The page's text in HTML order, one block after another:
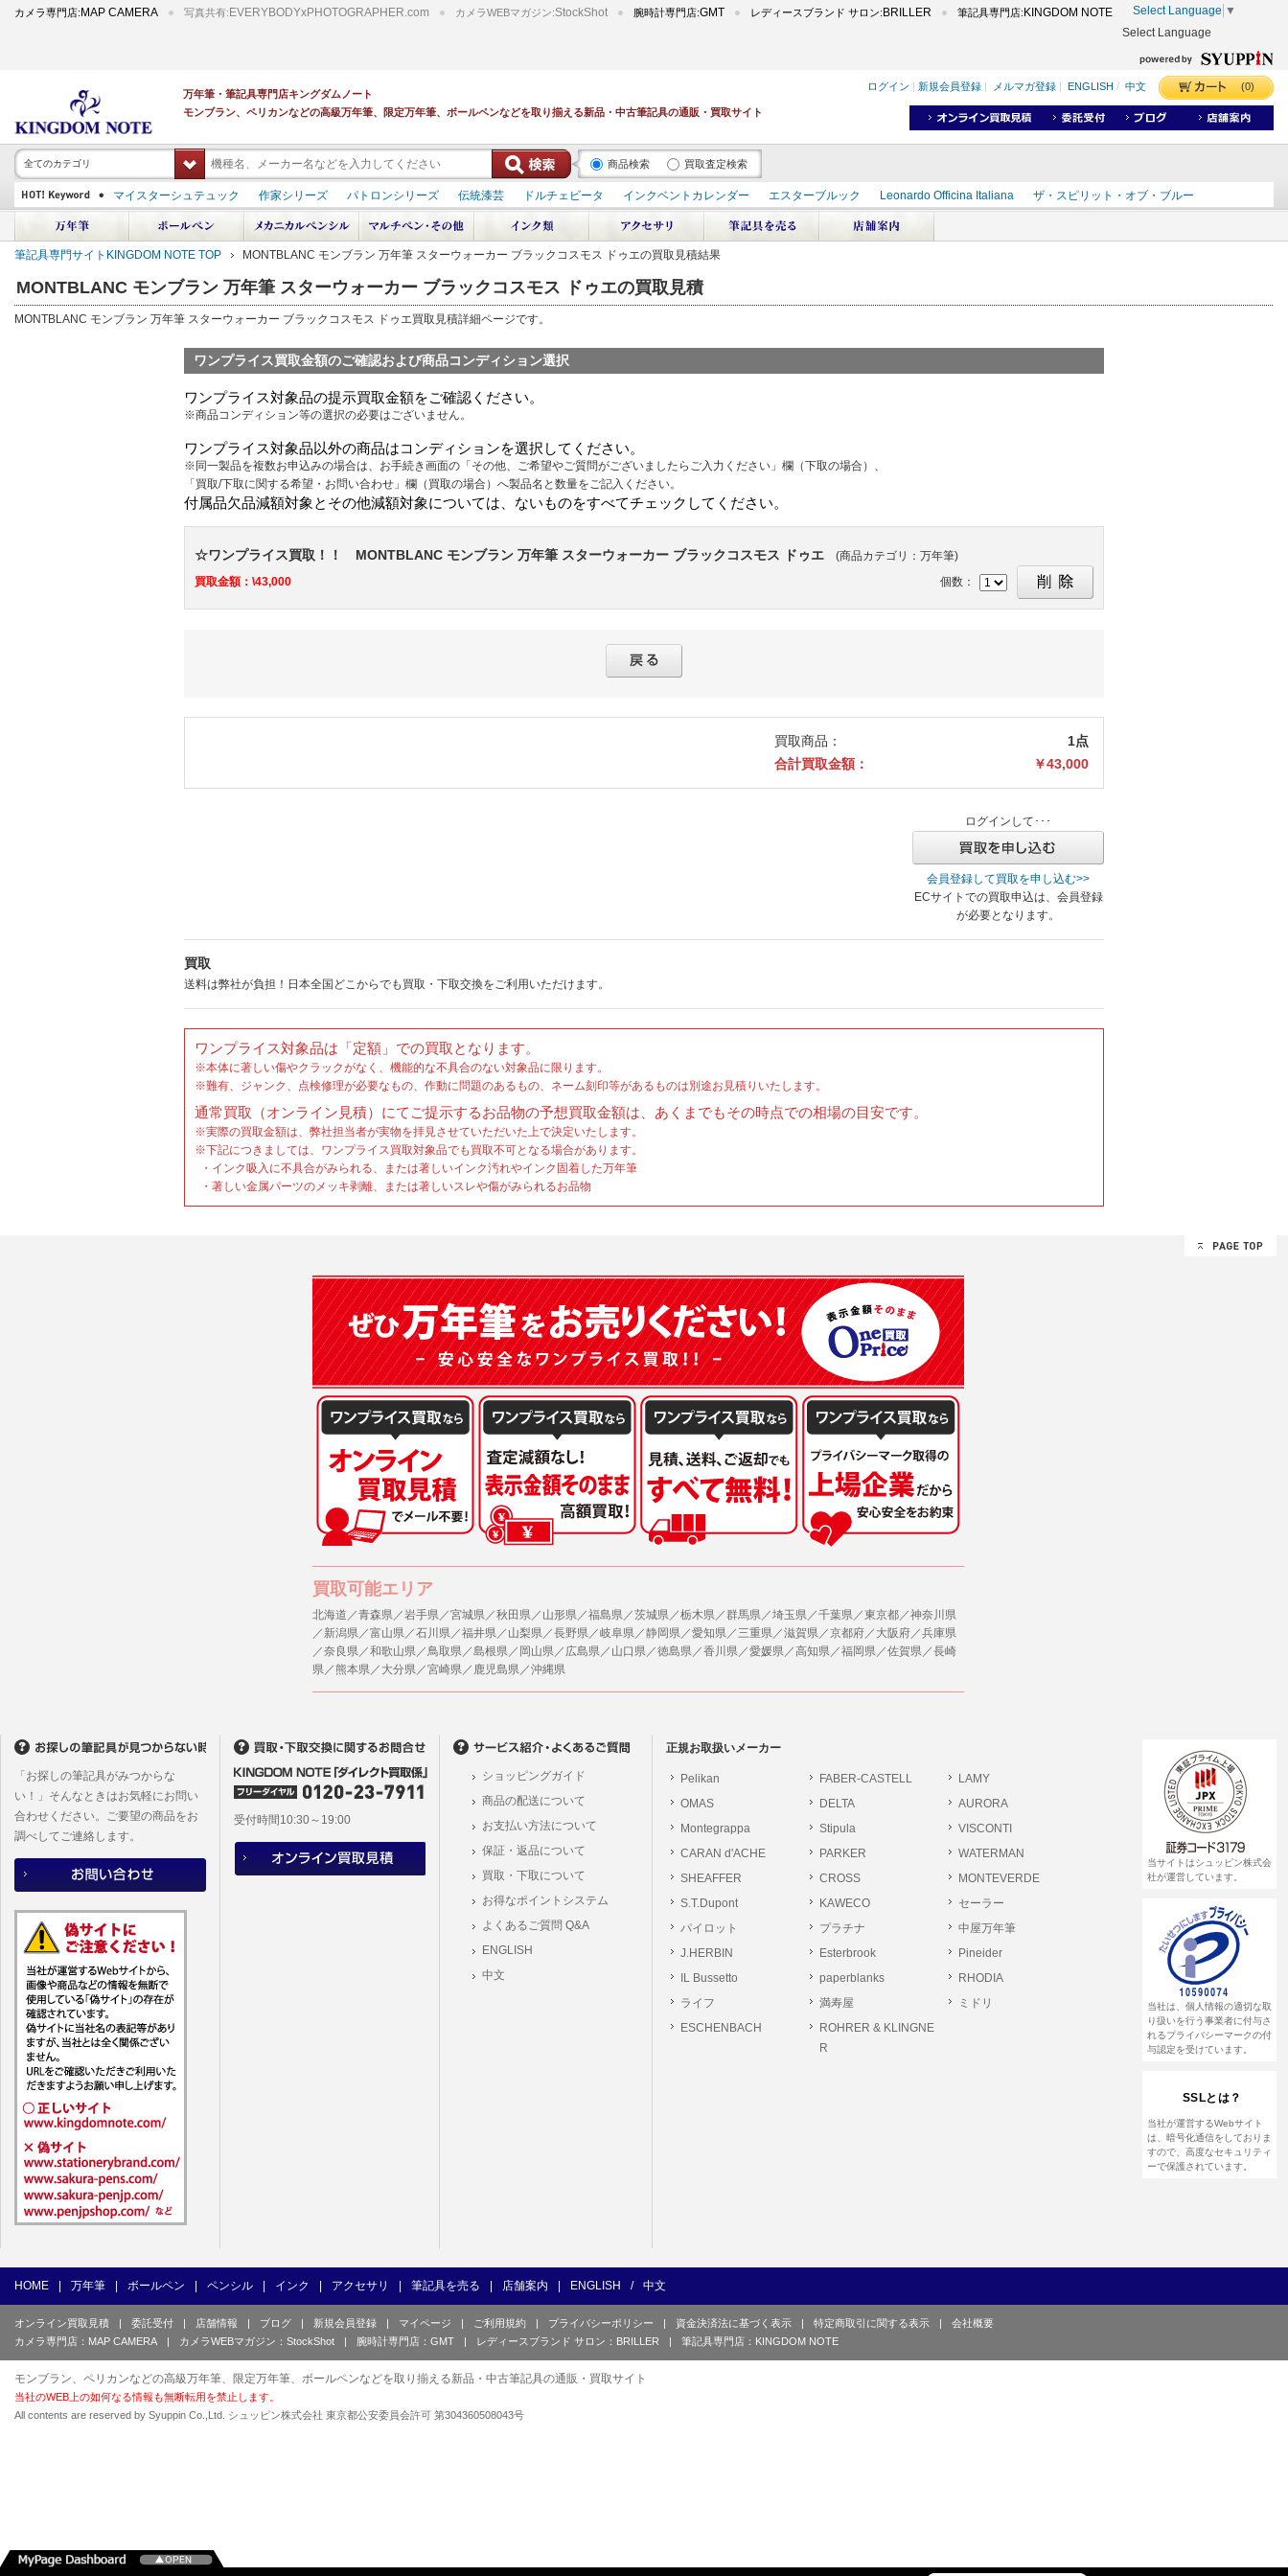
カメラ専門店: MAP CAMERA 写真共有: EVERYBODYxPHOTOGRAPHER.com カメラWEBマガジン:StockShot 腕時計専門店:GMT レディースブランド サロン: BRILLER 筆記具専門店: KINGDOM NOTE Select Language ▼
Select Language
万年筆・筆記具専門店キングダムノート
モンブラン、ペリカンなどの高級万年筆、限定万年筆、ボールペンなどを取り揃える新品・中古筆記具の通販・買取サイト
ログイン 新規会員登録 メルマガ登録 ENGLISH / 中文 (0)
全てのカテゴリ 商品検索 買取査定検索
マイスターシュテュック 作家シリーズ パトロンシリーズ 伝統漆芸 ドルチェビータ インクベントカレンダー エスターブルック Leonardo Officina Italiana
ザ・スピリット・オブ・ブルー
スーベレーン
PILOT 蒔絵 ダイアミン ボトルインク デュポン スペース オデッセイ 輪島屋善仁 深海 エテルニタ･アヴァンティ ラインD
中屋万年筆
プラチナ 出雲 キングダムノート別注 アルマンドシモーニクラブ ペリカン オーシャンスワール 源氏物語 作家シリーズ パトロンシリーズ カヴゼットインク スーベレーン
モンブラン
筆記具専門サイトKINGDOM NOTE TOP MONTBLANC モンブラン 万年筆 スターウォーカー ブラックコスモス ドゥエの買取見積結果
MONTBLANC モンブラン 万年筆 スターウォーカー ブラックコスモス ドゥエの買取見積
MONTBLANC モンブラン 万年筆 スターウォーカー ブラックコスモス ドゥエ買取見積詳細ページです。
ワンプライス買取金額のご確認および商品コンディション選択
ワンプライス対象品の提示買取金額をご確認ください。
※商品コンディション等の選択の必要はございません。
ワンプライス対象品以外の商品はコンディションを選択してください。
※同一製品を複数お申込みの場合は、お手続き画面の「その他、ご希望やご質問がございましたらご入力ください」欄（下取の場合）、
「買取/下取に関する希望・お問い合わせ」欄（買取の場合）へ製品名と数量をご記入ください。
付属品欠品減額対象とその他減額対象については、ないものをすべてチェックしてください。
☆ワンプライス買取！！ MONTBLANC モンブラン 万年筆 スターウォーカー ブラックコスモス ドゥエ (商品カテゴリ：万年筆)
買取金額：\43,000
個数：
買取商品：
1点
合計買取金額：
￥43,000
ログインして･･･
会員登録して買取を申し込む>>
ECサイトでの買取申込は、会員登録
が必要となります。
買取
送料は弊社が負担！日本全国どこからでも買取・下取交換をご利用いただけます。
ワンプライス対象品は「定額」での買取となります。
※本体に著しい傷やクラックがなく、機能的な不具合のない対象品に限ります。
※難有、ジャンク、点検修理が必要なもの、作動に問題のあるもの、ネーム刻印等があるものは別途お見積りいたします。
通常買取（オンライン見積）にてご提示するお品物の予想買取金額は、あくまでもその時点での相場の目安です。
※実際の買取金額は、弊社担当者が実物を拝見させていただいた上で決定いたします。
※下記につきましては、ワンプライス買取対象品でも買取不可となる場合があります。
・インク吸入に不具合がみられる、または著しいインク汚れやインク固着した万年筆
・著しい金属パーツのメッキ剥離、または著しいスレや傷がみられるお品物
買取可能エリア
北海道／青森県／岩手県／宮城県／秋田県／山形県／福島県／茨城県／栃木県／群馬県／埼玉県／千葉県／東京都／神奈川県
／新潟県／富山県／石川県／福井県／山梨県／長野県／岐阜県／静岡県／愛知県／三重県／滋賀県／京都府／大阪府／兵庫県
／奈良県／和歌山県／鳥取県／島根県／岡山県／広島県／山口県／徳島県／香川県／愛媛県／高知県／福岡県／佐賀県／長崎
県／熊本県／大分県／宮崎県／鹿児島県／沖縄県
正規お取扱いメーカー
Pelikan FABER-CASTELL
LAMY
OMAS
DELTA
AURORA
Montegrappa
Stipula
VISCONTI
CARAN d'ACHE
PARKER
WATERMAN
SHEAFFER
CROSS
MONTEVERDE
S.T.Dupont
KAWECO
セーラー
パイロット
プラチナ
中屋万年筆
J.HERBIN
Esterbrook
Pineider
IL Bussetto
paperblanks
RHODIA
ライフ
満寿屋
ミドリ
ESCHENBACH
ROHRER & KLINGNE
R
「お探しの筆記具がみつからな
い！」そんなときはお気軽にお問い
合わせください。ご要望の商品をお
調べしてご連絡します。
受付時間10:30～19:00
ショッピングガイド
商品の配送について
お支払い方法について
保証・返品について
買取・下取について
お得なポイントシステム
よくあるご質問 Q&A
ENGLISH
中文
当サイトはシュッピン株式会
社が運営しています。
当社は、個人情報の適切な取
り扱いを行う事業者に付与さ
れるプライバシーマークの付
与認定を受けています。
SSLとは？
当社が運営するWebサイト
は、暗号化通信をしておりま
すので、高度なセキュリティ
ーで保護されています。
HOME 万年筆 ボールペン ペンシル インク アクセサリ 筆記具を売る 店舗案内 ENGLISH / 中文
オンライン買取見積 | 委託受付 | 店舗情報 | ブログ | 新規会員登録 | マイページ | ご利用規約 | プライバシーポリシー | 資金決済法に基づく表示 | 特定商取引に関する表示 |
会社概要
カメラ専門店：MAP CAMERA
| カメラWEBマガジン：StockShot | 腕時計専門店：GMT | レディースブランド サロン：BRILLER | 筆記具専門店：KINGDOM NOTE
モンブラン、ペリカンなどの高級万年筆、限定万年筆、ボールペンなどを取り揃える新品・中古筆記具の通販・買取サイト
当社のWEB上の如何なる情報も無断転用を禁止します。
All contents are reserved by Syuppin Co.,Ltd. シュッピン株式会社 東京都公安委員会許可 第304360508043号